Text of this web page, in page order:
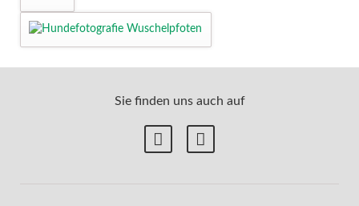
Sie finden uns auch auf